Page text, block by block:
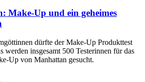
Make-Up und ein geheimes
dürfte der Make-Up Produkttest
werden insgesamt 500 Testerinnen für das
Up von Manhattan gesucht.